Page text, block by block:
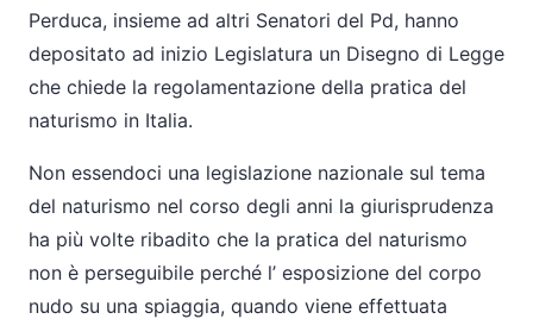
Perduca, insieme ad altri Senatori del Pd, hanno
depositato ad inizio Legislatura un Disegno di Legge
che chiede la regolamentazione della pratica del
naturismo in Italia.
Non essendoci una legislazione nazionale sul tema
del naturismo nel corso degli anni la giurisprudenza
ha più volte ribadito che la pratica del naturismo
non è perseguibile perché l’ esposizione del corpo
nudo su una spiaggia, quando viene effettuata